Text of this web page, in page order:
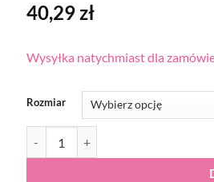
40,29zł
Wysyłka natychmiast dla
Rozmiar